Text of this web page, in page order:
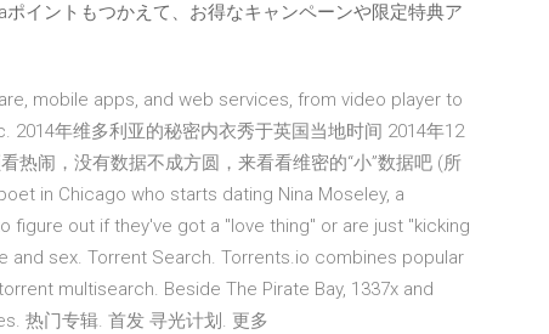
イントもつかえて、お得なキャンペーンや限定特典ア
mobile apps, and web services, from video player to
2014年维多利亚的秘密内衣秀于英国当地时间 2014年12
热闹，没有数据不成方圆，来看看维密的“小”数据吧 (所
in Chicago who starts dating Nina Moseley, a
figure out if they've got a "love thing" or are just "kicking
and sex. Torrent Search. Torrents.io combines popular
multisearch. Beside The Pirate Bay, 1337x and
热门专辑. 首发 寻光计划. 更多